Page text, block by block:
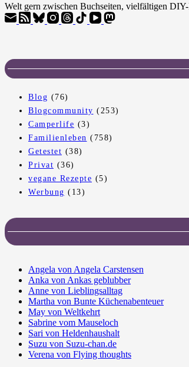
Welt gern zwischen Buchseiten, vielfältigen
Blog (76)
Blogcommunity (253)
Camperlife (3)
Familienleben (758)
Getestet (38)
Privat (36)
vegane Rezepte (5)
Werbung (13)
Angela von Angela Carstensen
Anka von Ankas geblubber
Anne von Lieblingsalltag
Martha von Bunte Küchenabenteuer
May von Weltkehrt
Sabrine vom Mauseloch
Sari von Heldenhaushalt
Suzu von Suzu-chan.de
Verena von Flying thoughts